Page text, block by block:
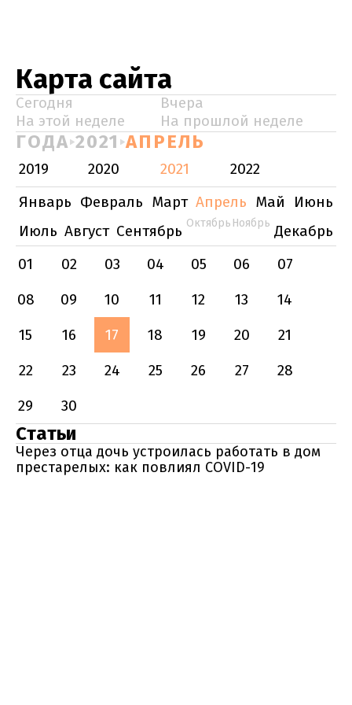
Карта сайта
Сегодня
Вчера
На этой неделе
На прошлой неделе
ГОДА 2021 АПРЕЛЬ
2019 2020 2021
2022
Январь Февраль Март Апрель Май
Июнь
Июль Август Сентябрь Октябрь Ноябрь Декабрь
01
02 03 04 05 06
07
08
09 10 11 12 13
14
15
16 17 18 19 20
21
22
23 24 25 26 27
28
29
30
Статьи
Через отца дочь устроилась работать в дом
престарелых: как повлиял COVID-19